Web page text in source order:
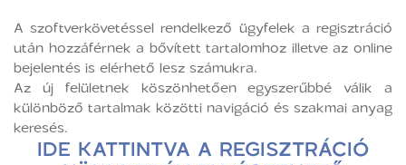
A szoftverkövetéssel rendelkező ügyfelek a regisztráció
után hozzáférnek a bővített tartalomhoz illetve az online
bejelentés is elérhető lesz számukra.
Az új felületnek köszönhetően egyszerűbbé válik a
különböző tartalmak közötti navigáció és szakmai anyag
keresés.
IDE KATTINTVA A REGISZTRÁCIÓ